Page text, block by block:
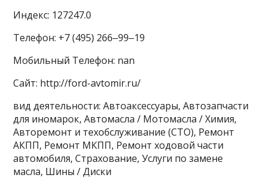
Индекс: 127247.0
Телефон: +7 (495) 266‒99‒19
Мобильный Телефон: nan
Сайт: http://ford-avtomir.ru/
вид деятельности: Автоаксессуары, Автозапчасти
для иномарок, Автомасла / Мотомасла / Химия,
Авторемонт и техобслуживание (СТО), Ремонт
АКПП, Ремонт МКПП, Ремонт ходовой части
автомобиля, Страхование, Услуги по замене
масла, Шины / Диски